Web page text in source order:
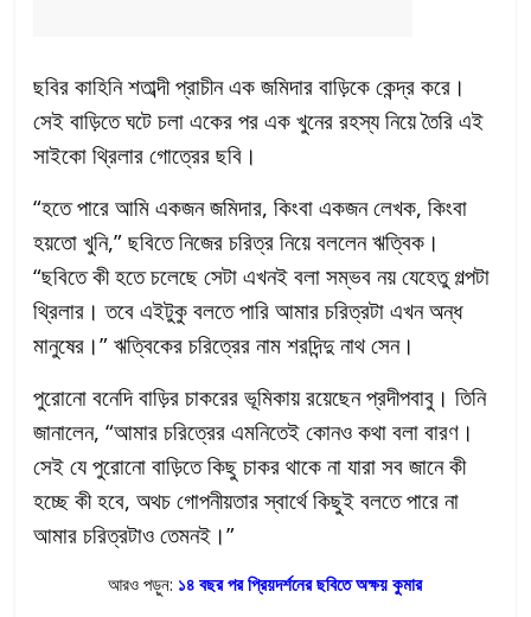
ছবির কাহিনি শতাব্দী প্রাচীন এক জমিদার বাড়িকে কেন্দ্র করে।
সেই বাড়িতে ঘটে চলা একের পর এক খুনের রহস্য নিয়ে তৈরি এই
সাইকো থ্রিলার গোত্রের ছবি।
“হতে পারে আমি একজন জমিদার, কিংবা একজন লেখক, কিংবা
হয়তো খুনি,” ছবিতে নিজের চরিত্র নিয়ে বললেন ঋত্বিক।
“ছবিতে কী হতে চলেছে সেটা এখনই বলা সম্ভব নয় যেহেতু গল্পটা
থ্রিলার। তবে এইটুকু বলতে পারি আমার চরিত্রটা এখন অন্ধ
মানুষের।” ঋত্বিকের চরিত্রের নাম শরদিন্দু নাথ সেন।
পুরোনো বনেদি বাড়ির চাকরের ভূমিকায় রয়েছেন প্রদীপবাবু। তিনি
জানালেন, “আমার চরিত্রের এমনিতেই কোনও কথা বলা বারণ।
সেই যে পুরোনো বাড়িতে কিছু চাকর থাকে না যারা সব জানে কী
হচ্ছে কী হবে, অথচ গোপনীয়তার স্বার্থে কিছুই বলতে পারে না
আমার চরিত্রটাও তেমনই।”
আরও পড়ুন: ১৪ বছর পর প্রিয়দর্শনের ছবিতে অক্ষয় কুমার